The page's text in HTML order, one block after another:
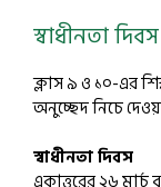
স্বাধীনতা
ক্লাস ৯ ও ১০-এর
অনুচ্ছেদ নিচে
স্বাধীনতা দিবস